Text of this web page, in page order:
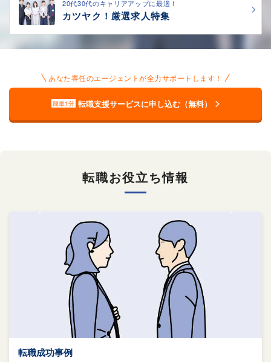
20代30代のキャリアアップに最適！
カツヤク！厳選求人特集
あなた専任のエージェントが全力サポートします！
簡単1分 転職支援サービスに申し込む（無料）
転職お役立ち情報
転職成功事例